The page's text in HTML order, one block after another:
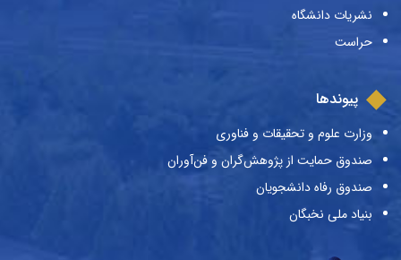
نشریات دانشگاه
حراست
پیوندها
وزارت علوم و تحقیقات و فناوری
صندوق حمایت از پژوهش‌گران و فن‌آوران
صندوق رفاه دانشجویان
بنیاد ملی نخبگان